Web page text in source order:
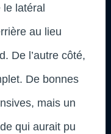
le latéral
au lieu
De l’autre côté,
De bonnes
mais un
qui aurait pu